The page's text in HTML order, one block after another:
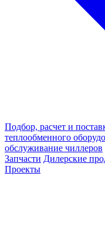
Подбор, расчет и
теплообменного
обслуживание чиллеров
Запчасти Дилерские
Проекты